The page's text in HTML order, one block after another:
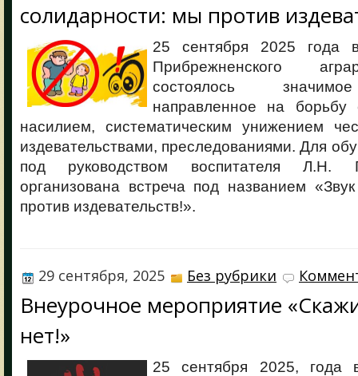
солидарности: мы против
25 сентября 2025
Прибрежненского
состоялось
направленное на борьбу
насилием, систематическим унижением
издевательствами, преследованиями. Для
под руководством воспитателя Л.Н.
организована встреча под названием
против издевательств!».
29 сентября, 2025 Без рубрики
Внеурочное мероприятие
нет!»
25 сентября 2025,